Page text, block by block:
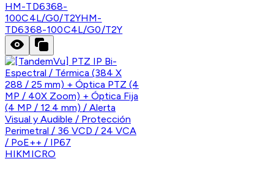
HM-TD6368-
100C4L/G0/T2YHM-
TD6368-100C4L/G0/T2Y
HIKMICRO